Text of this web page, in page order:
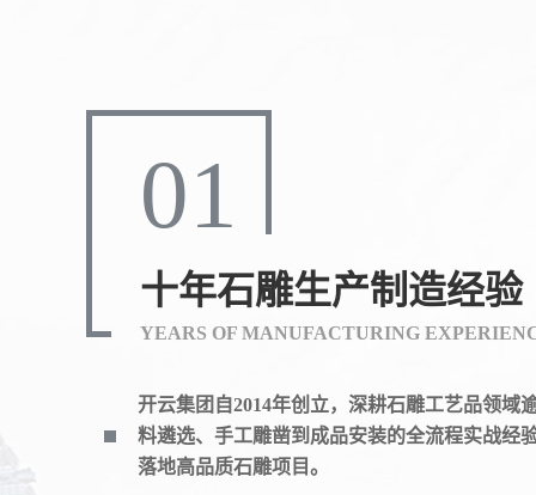
01
十年石雕生产制造经验
YEARS OF MANUFACTURING
开云集团自2014年创立，深耕石雕工艺品领域
料遴选、手工雕凿到成品安装的全流程实战经
落地高品质石雕项目。